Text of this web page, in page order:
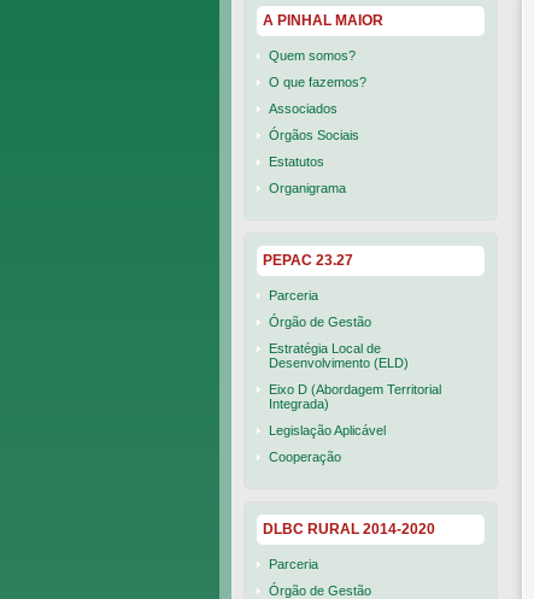
A PINHAL MAIOR
Quem somos?
O que fazemos?
Associados
Órgãos Sociais
Estatutos
Organigrama
PEPAC 23.27
Parceria
Órgão de Gestão
Estratégia Local de
Desenvolvimento (ELD)
Eixo D (Abordagem Territorial
Integrada)
Legislação Aplicável
Cooperação
DLBC RURAL 2014-2020
Parceria
Órgão de Gestão